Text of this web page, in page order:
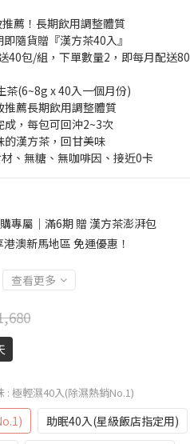
薦！長期飲用調整體質
隨貨贈『漢方茶40入』
40包/組，下單數量2，即每月配送80
茶(6~8g x 40入一個月份)
薦長期飲用調整體質
，每包可回沖2~3次
漢方茶，回甘美味
、無糖、無咖啡因、接近0卡
專屬｜滿6期 贈 漢方茶澎湃包
澳新馬地區 免運優惠！
查看更多
: 極輕濕40入(除濕熱銷No.1)
助眠40入(星級飯店指定用)